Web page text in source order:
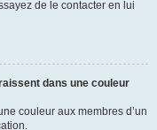
de le contacter en lui
dans une couleur
couleur aux membres d’un